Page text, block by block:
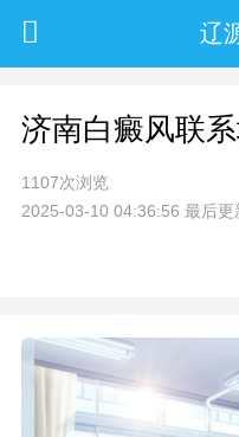
辽
济南白癜风联
1107次浏览
2025-03-10 04:36:56 最后更